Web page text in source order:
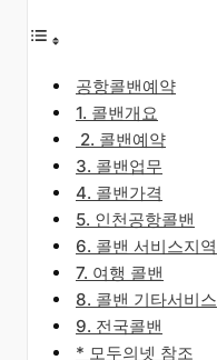
공항콜밴예약
​1. 콜밴개요
​2. 콜밴예약
3. 콜밴업무
4. 콜밴가격
5. 인천공항콜밴
6. 콜밴 서비스지역
7. 여행 콜밴
8. 콜밴 기타서비스
9. 전국콜밴
* 모두의넷 참조